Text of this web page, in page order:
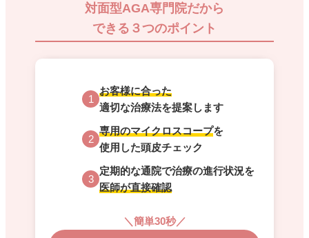
対面型AGA専門院だから
できる３つのポイント
1
お客様に合った
適切な治療法を提案します
2
専用のマイクロスコープを
使用した頭皮チェック
3
定期的な通院で治療の進行状況を
医師が直接確認
＼簡単30秒／